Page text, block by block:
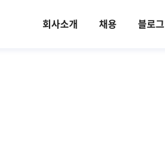
회사소개 채용 블로그